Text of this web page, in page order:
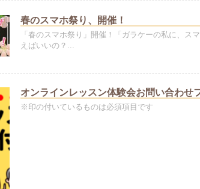
春のスマホ祭り、開催！
「春のスマホ祭り」開催！「ガラケーの私に、ス
えばいいの？...
オンラインレッスン体験会お問い合わせ
※印の付いているものは必須項目です